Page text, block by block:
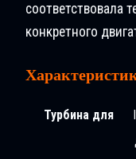
соответствовала
конкретного
Турбина для